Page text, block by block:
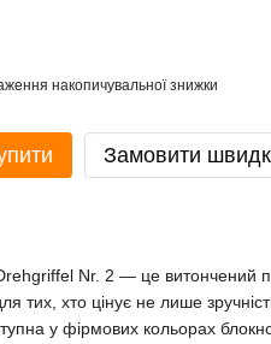
накопичувальної знижки
Замовити
Nr. 2 — це витончений
тих, хто цінує не лише
у фірмових кольорах